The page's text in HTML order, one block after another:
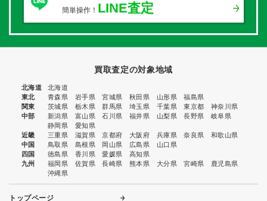
簡単操作！ LINE査定
買取査定の対象地域
北海道
北海道
東北
青森県 岩手県 宮城県 秋田県 山形県
福島県
関東
茨城県 栃木県 群馬県 埼玉県 千葉県 東京都
神奈川県
中部
新潟県 富山県 石川県 福井県 山梨県 長野県
岐阜県
静岡県
愛知県
近畿
三重県 滋賀県 京都府 大阪府 兵庫県 奈良県
和歌山県
中国
鳥取県 島根県 岡山県 広島県
山口県
四国
徳島県 香川県 愛媛県
高知県
九州
福岡県 佐賀県 長崎県 熊本県 大分県 宮崎県
鹿児島県
沖縄県
トップページ